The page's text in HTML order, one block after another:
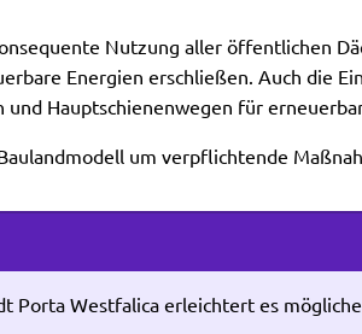
Nutzung aller öffentlichen
Energien erschließen. Auch die
Hauptschienenwegen für
um verpflichtende
Westfalica erleichtert es